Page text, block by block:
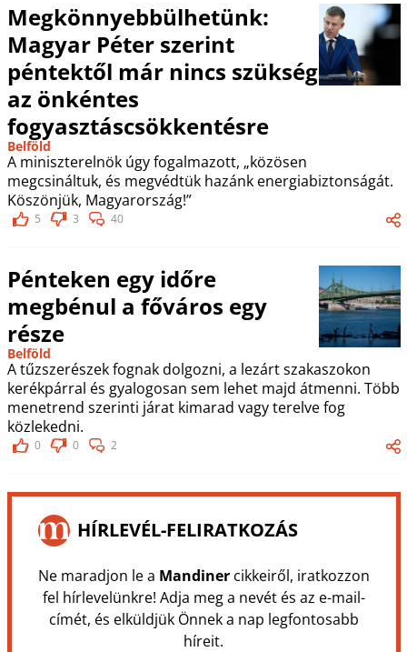
Megkönnyebbülhetünk:
Magyar Péter szerint
péntektől már nincs szükség
az önkéntes
fogyasztáscsökkentésre
Belföld
A miniszterelnök úgy fogalmazott, „közösen
megcsináltuk, és megvédtük hazánk energiabiztonságát.
Köszönjük, Magyarország!”
5 3 40
Pénteken egy időre
megbénul a főváros egy
része
Belföld
A tűzszerészek fognak dolgozni, a lezárt szakaszokon
kerékpárral és gyalogosan sem lehet majd átmenni. Több
menetrend szerinti járat kimarad vagy terelve fog
közlekedni.
0 0 2
HÍRLEVÉL-FELIRATKOZÁS
Ne maradjon le a Mandinercikkeiről, iratkozzon
fel hírlevelünkre! Adja meg a nevét és az e-mail-
címét, és elküldjük Önnek a nap legfontosabb
híreit.